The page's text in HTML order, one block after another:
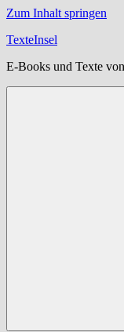
Zum Inhalt springen
TexteInsel
E-Books und Texte